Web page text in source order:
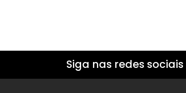
Siga nas redes sociais